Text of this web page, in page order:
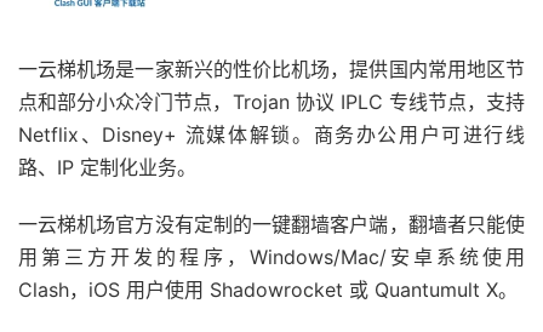
一云梯机场是一家新兴的性价比机场，提供国内常用地区节
点和部分小众冷门节点，Trojan 协议 IPLC 专线节点，支持
Netflix、Disney+ 流媒体解锁。商务办公用户可进行线
路、IP 定制化业务。
一云梯机场官方没有定制的一键翻墙客户端，翻墙者只能使
用第三方开发的程序，Windows/Mac/安卓系统使用
Clash，iOS 用户使用 Shadowrocket 或 Quantumult X。